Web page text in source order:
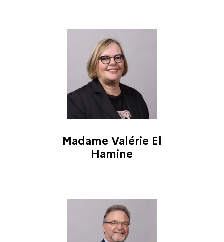
Madame Valérie El
Hamine